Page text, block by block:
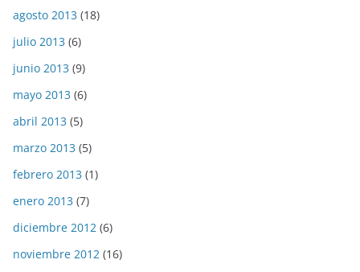
agosto 2013 (18)
julio 2013 (6)
junio 2013 (9)
mayo 2013 (6)
abril 2013 (5)
marzo 2013 (5)
febrero 2013 (1)
enero 2013 (7)
diciembre 2012 (6)
noviembre 2012 (16)